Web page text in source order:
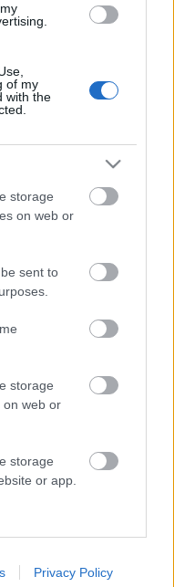
of my
with the
storage
on web or
sent to
storage
on web or
storage
or app.
storagePrivacy Policy
egy-egy
repertoárba.
Rendező:
Lorena játssza,
K mutatja be a
délelőtt
Fodor Tamás
Katalin és Szabó
László, Kakasy
és Tamási Zoltán,
kezdi az új